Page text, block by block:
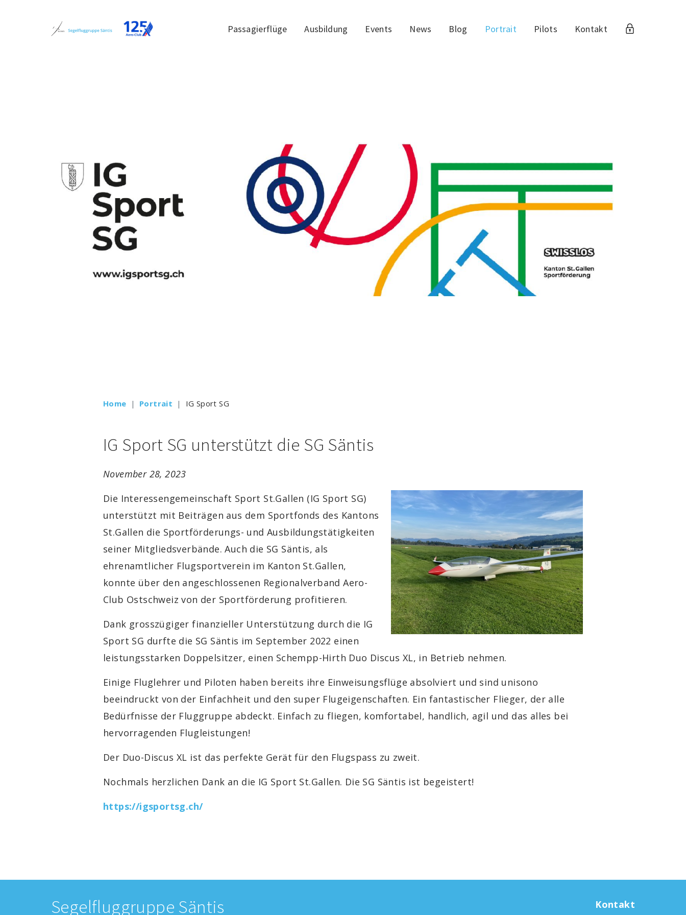
Passagierflüge Ausbildung Events News Blog Portrait Pilots Kontakt
Home Portrait IG Sport SG
IG Sport SG unterstützt die SG Säntis
November 28, 2023
Die Interessengemeinschaft Sport St.Gallen (IG Sport SG)
unterstützt mit Beiträgen aus dem Sportfonds des Kantons
St.Gallen die Sportförderungs- und Ausbildungstätigkeiten
seiner Mitgliedsverbände. Auch die SG Säntis, als
ehrenamtlicher Flugsportverein im Kanton St.Gallen,
konnte über den angeschlossenen Regionalverband Aero-
Club Ostschweiz von der Sportförderung profitieren.
Dank grosszügiger finanzieller Unterstützung durch die IG
Sport SG durfte die SG Säntis im September 2022 einen
leistungsstarken Doppelsitzer, einen Schempp-Hirth Duo Discus XL, in Betrieb nehmen.
Einige Fluglehrer und Piloten haben bereits ihre Einweisungsflüge absolviert und sind unisono
beeindruckt von der Einfachheit und den super Flugeigenschaften. Ein fantastischer Flieger, der alle
Bedürfnisse der Fluggruppe abdeckt. Einfach zu fliegen, komfortabel, handlich, agil und das alles bei
hervorragenden Flugleistungen!
Der Duo-Discus XL ist das perfekte Gerät für den Flugspass zu zweit.
Nochmals herzlichen Dank an die IG Sport St.Gallen. Die SG Säntis ist begeistert!
https://igsportsg.ch/
Segelfluggruppe Säntis Kontakt